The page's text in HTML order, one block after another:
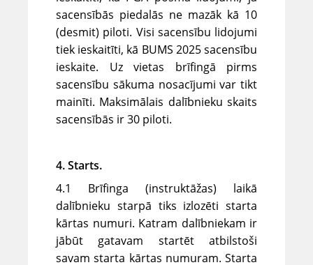
sacensībās piedalās ne mazāk kā 10
(desmit) piloti. Visi sacensību lidojumi
tiek ieskaitīti, kā BUMS 2025 sacensību
ieskaite. Uz vietas brīfingā pirms
sacensību sākuma nosacījumi var tikt
mainīti. Maksimālais dalībnieku skaits
sacensībās ir 30 piloti.
4. Starts.
4.1 Brīfinga (instruktāžas) laikā
dalībnieku starpā tiks izlozēti starta
kārtas numuri. Katram dalībniekam ir
jābūt gatavam startēt atbilstoši
savam starta kārtas numuram. Starta